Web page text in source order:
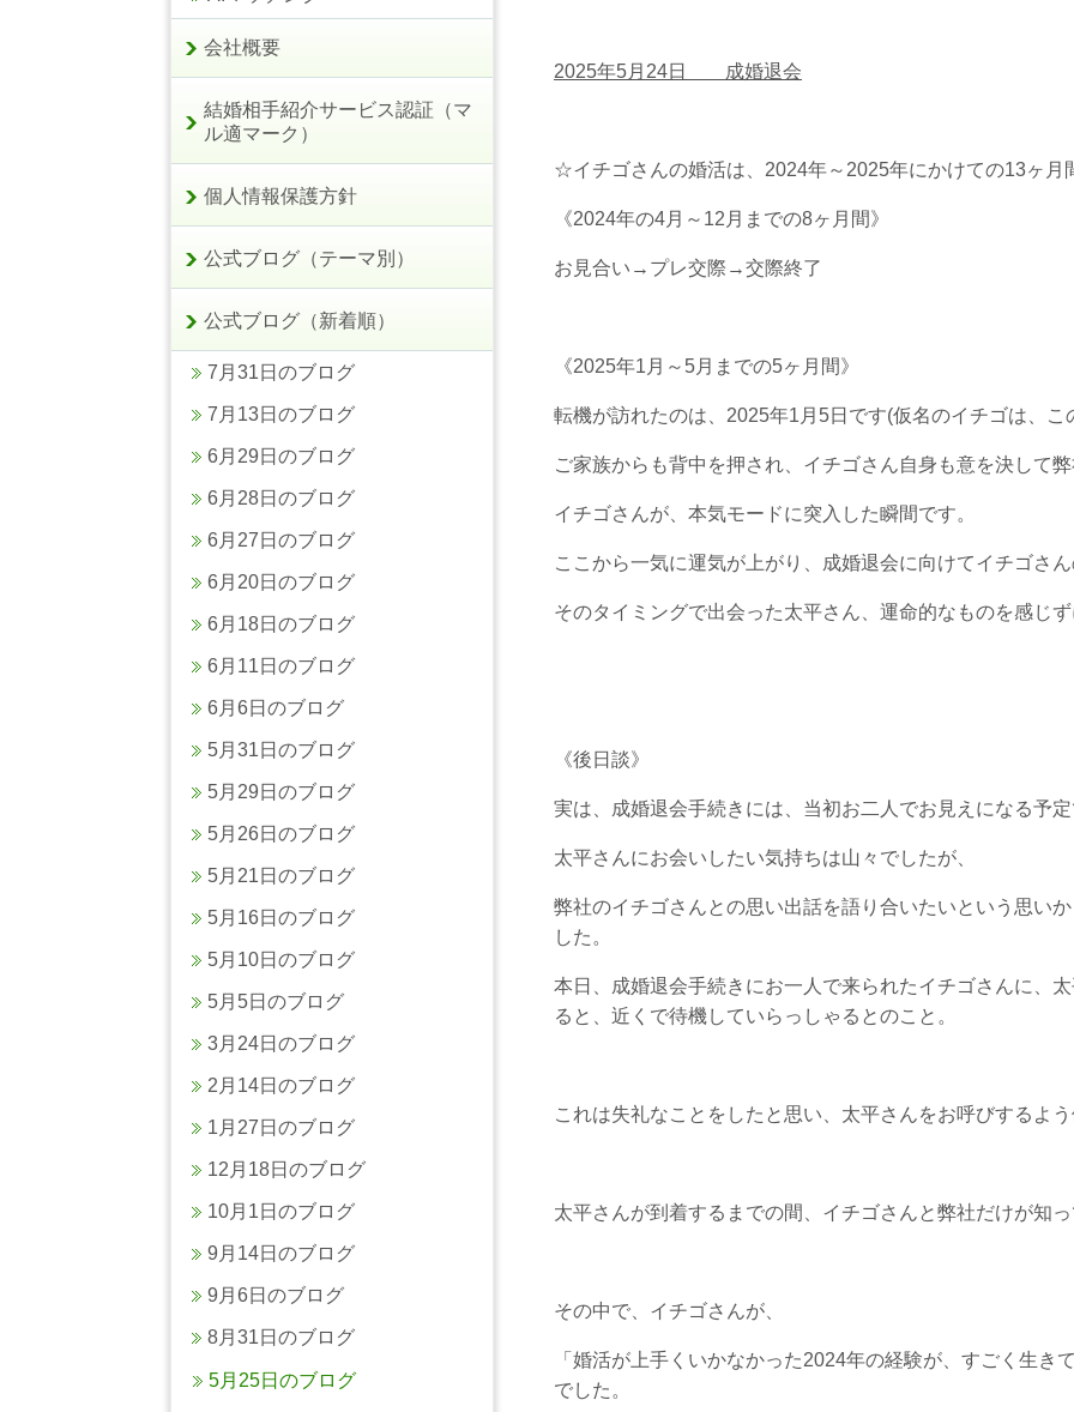
2025年5月24日 成婚退会
☆イチゴさんの婚活は、2024年～2025年にかけての13ヶ月
《2024年の4月～12月までの8ヶ月間》
お見合い→プレ交際→交際終了
《2025年1月～5月までの5ヶ月間》
転機が訪れたのは、2025年1月5日です(仮名のイチゴは、
ご家族からも背中を押され、イチゴさん自身も意を決して弊
イチゴさんが、本気モードに突入した瞬間です。
ここから一気に運気が上がり、成婚退会に向けてイチゴさ
そのタイミングで出会った太平さん、運命的なものを感じず
《後日談》
実は、成婚退会手続きには、当初お二人でお見えになる予定
太平さんにお会いしたい気持ちは山々でしたが、
弊社のイチゴさんとの思い出話を語り合いたいという思い
した。
本日、成婚退会手続きにお一人で来られたイチゴさんに、
ると、近くで待機していらっしゃるとのこと。
これは失礼なことをしたと思い、太平さんをお呼びするよう
太平さんが到着するまでの間、イチゴさんと弊社だけが知
その中で、イチゴさんが、
「婚活が上手くいかなかった2024年の経験が、すごく生き
でした。
会社概要
結婚相手紹介サービス認証（マ
ル適マーク）
個人情報保護方針
公式ブログ（テーマ別）
公式ブログ（新着順）
7月31日のブログ
7月13日のブログ
6月29日のブログ
6月28日のブログ
6月27日のブログ
6月20日のブログ
6月18日のブログ
6月11日のブログ
6月6日のブログ
5月31日のブログ
5月29日のブログ
5月26日のブログ
5月21日のブログ
5月16日のブログ
5月10日のブログ
5月5日のブログ
3月24日のブログ
2月14日のブログ
1月27日のブログ
12月18日のブログ
10月1日のブログ
9月14日のブログ
9月6日のブログ
8月31日のブログ
5月25日のブログ